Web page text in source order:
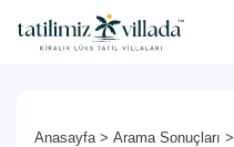
Anasayfa > Arama Sonuçları >